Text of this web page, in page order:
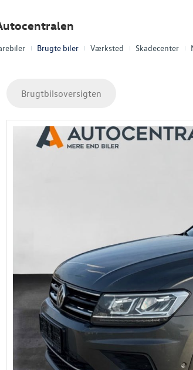
Brugte biler Værksted Skadecenter
Brugtbilsoversigten